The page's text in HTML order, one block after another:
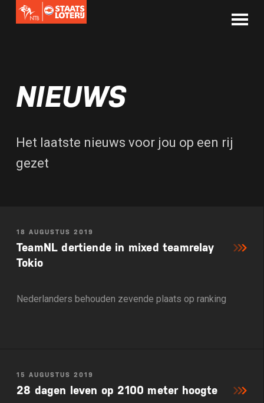
NIEUWS
Het laatste nieuws voor jou op een rij
gezet
18 AUGUSTUS 2019
TeamNL dertiende in mixed teamrelay
Tokio
Nederlanders behouden zevende plaats op ranking
15 AUGUSTUS 2019
28 dagen leven op 2100 meter hoogte